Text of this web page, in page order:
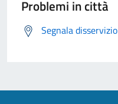
Problemi in città
Segnala disservizio